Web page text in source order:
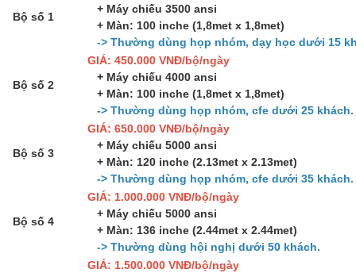
Bộ số 1
+ Máy chiếu 3500 ansi
+ Màn: 100 inche (1,8met x 1,8met)
-> Thường dùng họp nhóm, dạy học dưới 15
Bộ số 2
GIÁ: 450.000 VNĐ/bộ/ngày
+ Máy chiếu 4000 ansi
+ Màn: 100 inche (1,8met x 1,8met)
-> Thường dùng họp nhóm, cfe dưới 25 khách.
Bộ số 3
GIÁ: 650.000 VNĐ/bộ/ngày
+ Máy chiếu 5000 ansi
+ Màn: 120 inche (2.13met x 2.13met)
-> Thường dùng họp nhóm, cfe dưới 35 khách.
Bộ số 4
GIÁ: 1.000.000 VNĐ/bộ/ngày
+ Máy chiếu 5000 ansi
+ Màn: 136 inche (2.44met x 2.44met)
-> Thường dùng hội nghị dưới 50 khách.
GIÁ: 1.500.000 VNĐ/bộ/ngày